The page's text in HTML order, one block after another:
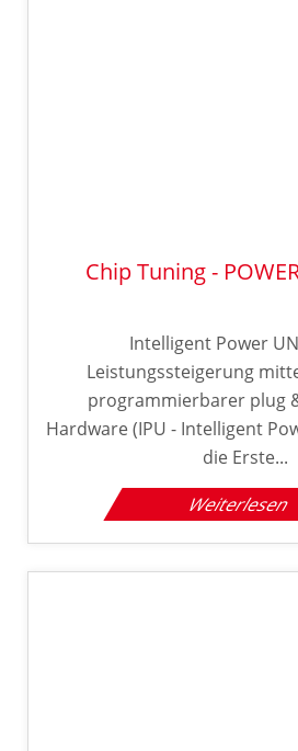
Chip Tuning -
Intelligent Power
Leistungssteigerung
programmierbarer plug
Hardware (IPU - Intelligent
die Erste...
Weiterlesen